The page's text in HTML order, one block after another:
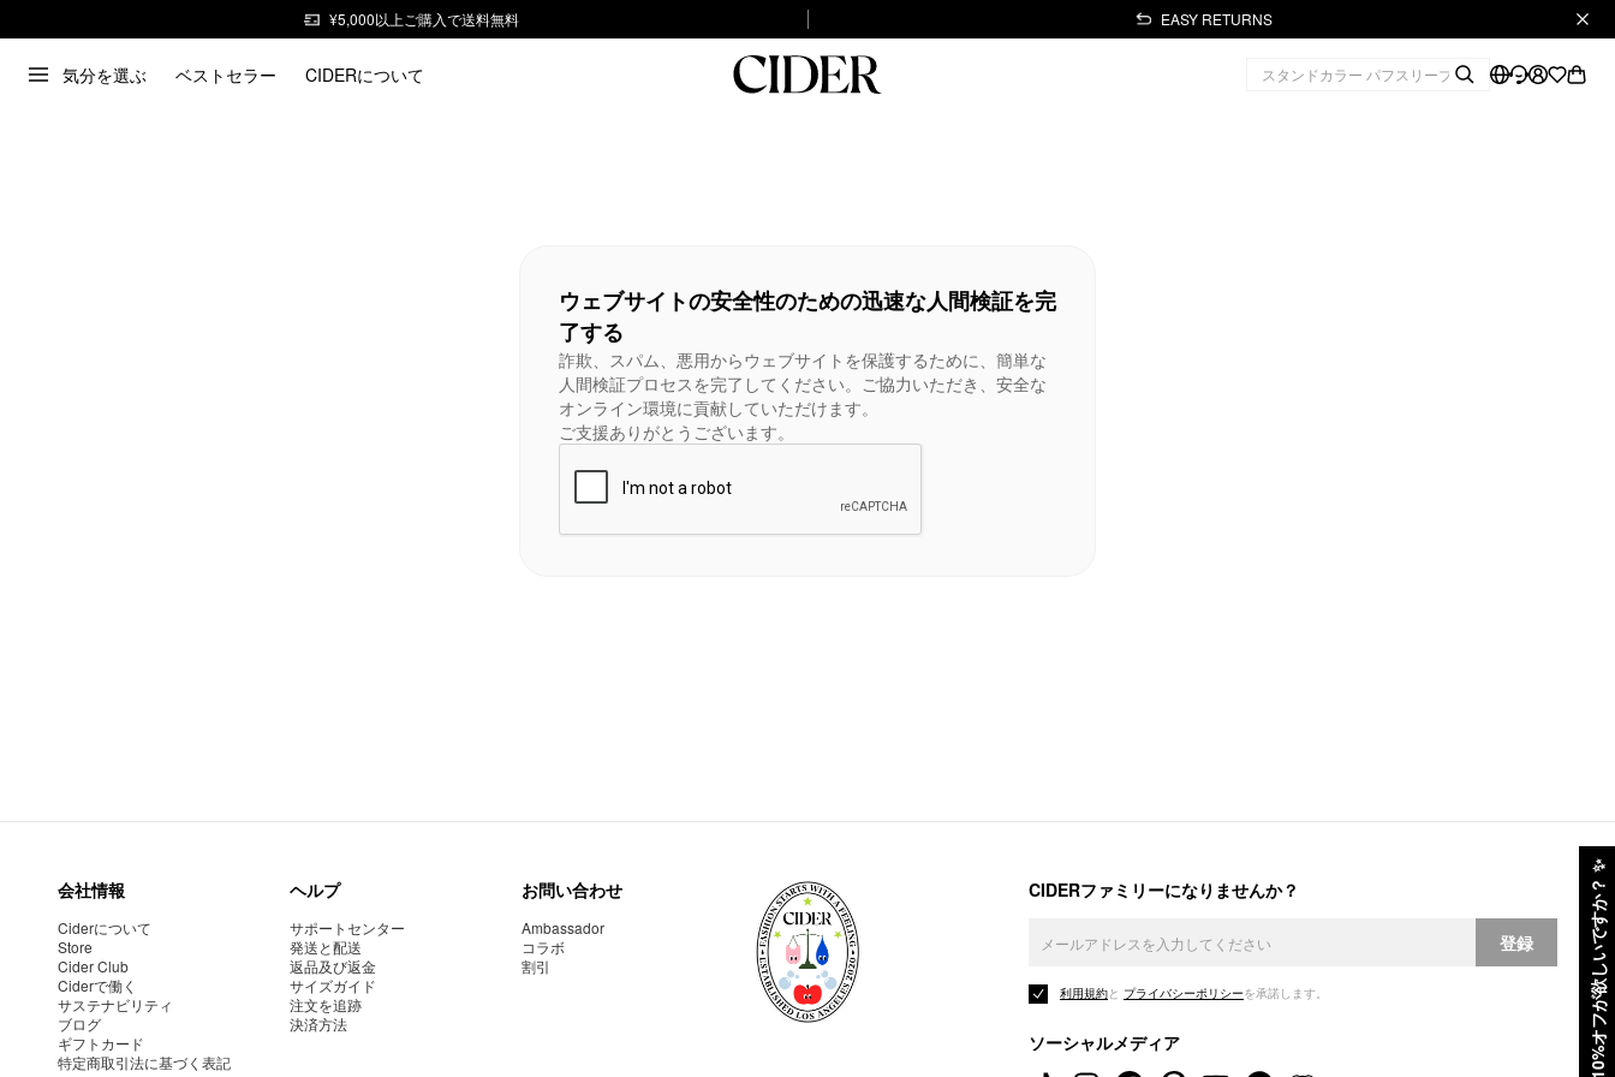
¥5,000以上ご購入で送料無料 EASY RETURNS
気分を選ぶ ベストセラー CIDERについて
10%オフが欲しいですか？
✨
ウェブサイトの安全性のための迅速な人間検証を完
了する
詐欺、スパム、悪用からウェブサイトを保護するために、簡単な
人間検証プロセスを完了してください。ご協力いただき、安全な
オンライン環境に貢献していただけます。
ご支援ありがとうございます。
会社情報
Ciderについて
Store
Cider Club
Ciderで働く
サステナビリティ
ブログ
ギフトカード
特定商取引法に基づく表記
ヘルプ
サポートセンター
発送と配送
返品及び返金
サイズガイド
注文を追跡
決済方法
お問い合わせ
Ambassador
コラボ
割引
CIDERファミリーになりませんか？
登録
利用規約と プライバシーポリシーを承諾します。
ソーシャルメディア